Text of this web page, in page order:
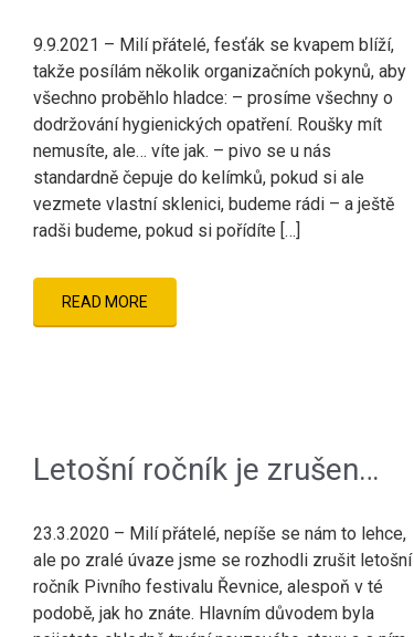
9.9.2021 – Milí přátelé, fesťák se kvapem blíží,
takže posílám několik organizačních pokynů, aby
všechno proběhlo hladce: – prosíme všechny o
dodržování hygienických opatření. Roušky mít
nemusíte, ale… víte jak. – pivo se u nás
standardně čepuje do kelímků, pokud si ale
vezmete vlastní sklenici, budeme rádi – a ještě
radši budeme, pokud si pořídíte […]
READ MORE
Letošní ročník je zrušen…
23.3.2020 – Milí přátelé, nepíše se nám to lehce,
ale po zralé úvaze jsme se rozhodli zrušit letošní
ročník Pivního festivalu Řevnice, alespoň v té
podobě, jak ho znáte. Hlavním důvodem byla